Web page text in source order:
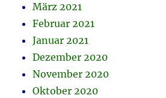
März 2021
Februar 2021
Januar 2021
Dezember 2020
November 2020
Oktober 2020